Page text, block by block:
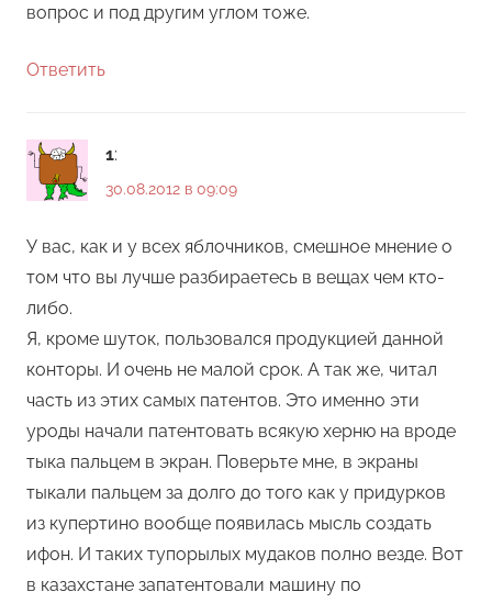
вопрос и под другим углом тоже.
Ответить
1:
30.08.2012 в 09:09
У вас, как и у всех яблочников, смешное мнение о
том что вы лучше разбираетесь в вещах чем кто-
либо.
Я, кроме шуток, пользовался продукцией данной
конторы. И очень не малой срок. А так же, читал
часть из этих самых патентов. Это именно эти
уроды начали патентовать всякую херню на вроде
тыка пальцем в экран. Поверьте мне, в экраны
тыкали пальцем за долго до того как у придурков
из купертино вообще появилась мысль создать
ифон. И таких тупорылых мудаков полно везде. Вот
в казахстане запатентовали машину по